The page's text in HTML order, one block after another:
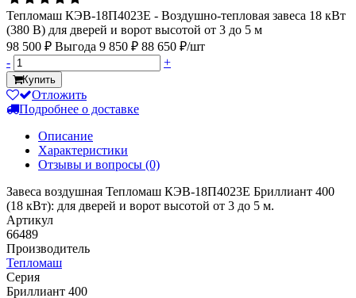
Тепломаш КЭВ-18П4023Е - Воздушно-тепловая завеса 18 кВт
(380 В) для дверей и ворот высотой от 3 до 5 м
98 500 ₽ Выгода 9 850 ₽ 88 650 ₽/шт
-
+
Купить
Отложить
Подробнее о доставке
Описание
Характеристики
Отзывы и вопросы (0)
Завеса воздушная Тепломаш КЭВ-18П4023Е Бриллиант 400
(18 кВт): для дверей и ворот высотой от 3 до 5 м.
Артикул
66489
Производитель
Тепломаш
Серия
Бриллиант 400